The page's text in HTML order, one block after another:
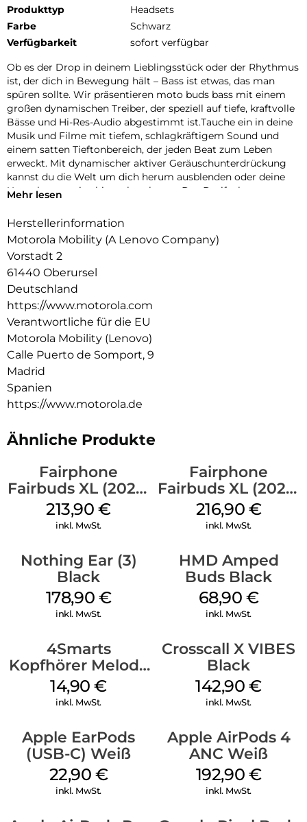
Produkttyp
Headsets
Farbe
Schwarz
Verfügbarkeit
sofort verfügbar
Ob es der Drop in deinem Lieblingsstück oder der Rhythmus
ist, der dich in Bewegung hält – Bass ist etwas, das man
spüren sollte. Wir präsentieren moto buds bass mit einem
großen dynamischen Treiber, der speziell auf tiefe, kraftvolle
Bässe und Hi-Res-Audio abgestimmt ist.Tauche ein in deine
Musik und Filme mit tiefem, schlagkräftigem Sound und
einem satten Tieftonbereich, der jeden Beat zum Leben
erweckt. Mit dynamischer aktiver Geräuschunterdrückung
kannst du die Welt um dich herum ausblenden oder deine
Umgebung weiterhin wahrnehmen. Das Dreifach-
Sprachanrufe. Und mit der Moto Buds-App kannst du dein
und dazu noch jede Menge Spielzeit, Schnellladen und ein
wasserabweisendes Design. Fühle, wie der Beat zum Leben
erwacht mit moto buds bass.
Mehr lesen
Herstellerinformation
Motorola Mobility (A Lenovo Company)
Vorstadt 2
61440 Oberursel
Deutschland
https://www.motorola.com
Verantwortliche für die EU
Motorola Mobility (Lenovo)
Calle Puerto de Somport, 9
Madrid
Spanien
https://www.motorola.de
Ähnliche Produkte
Fairphone
Fairbuds XL (2025)
Forest Green
213,90€
inkl. MwSt.
Fairphone
Fairbuds XL (2025)
Horizon Black
216,90 €
inkl. MwSt.
Nothing Ear (3)
Black
178,90 €
inkl. MwSt.
HMD Amped
Buds Black
68,90 €
inkl. MwSt.
4Smarts
Kopfhörer Melody
Digital USB-C
Weiß
14,90€
inkl. MwSt.
Crosscall X VIBES
Black
142,90€
inkl. MwSt.
Apple EarPods
(USB-C) Weiß
22,90 €
inkl. MwSt.
Apple AirPods 4
ANC Weiß
192,90 €
inkl. MwSt.